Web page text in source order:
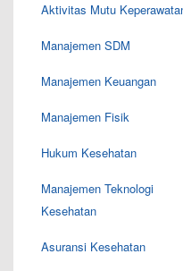
Aktivitas Mutu
Manajemen SDM
Manajemen Keuangan
Manajemen Fisik
Hukum Kesehatan
Manajemen Teknologi
Kesehatan
Asuransi Kesehatan